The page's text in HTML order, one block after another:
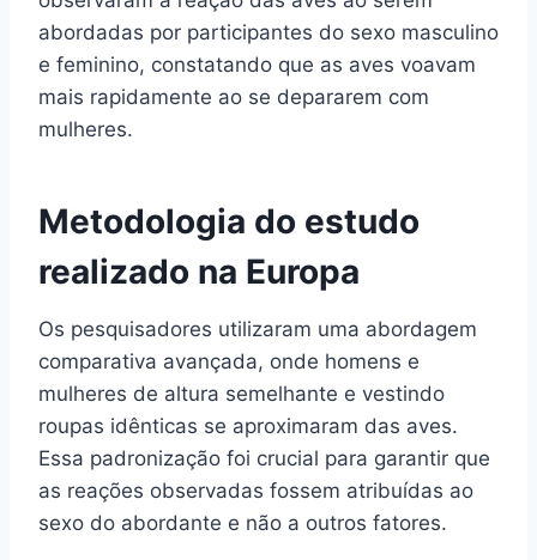
abordadas por participantes do sexo masculino
e feminino, constatando que as aves voavam
mais rapidamente ao se depararem com
mulheres.
Metodologia do estudo
realizado na Europa
Os pesquisadores utilizaram uma abordagem
comparativa avançada, onde homens e
mulheres de altura semelhante e vestindo
roupas idênticas se aproximaram das aves.
Essa padronização foi crucial para garantir que
as reações observadas fossem atribuídas ao
sexo do abordante e não a outros fatores.